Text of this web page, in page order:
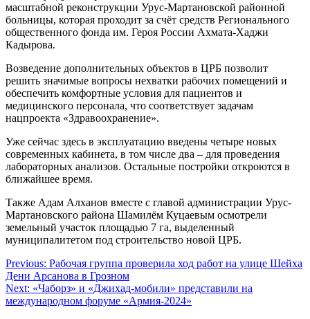
масштабной реконструкции Урус-Мартановской районной
больницы, которая проходит за счёт средств Регионального
общественного фонда им. Героя России Ахмата-Хаджи
Кадырова.
Возведение дополнительных объектов в ЦРБ позволит
решить значимые вопросы нехватки рабочих помещений и
обеспечить комфортные условия для пациентов и
медицинского персонала, что соответствует задачам
нацпроекта «Здравоохранение».
Уже сейчас здесь в эксплуатацию введены четыре новых
современных кабинета, в том числе два – для проведения
лабораторных анализов. Остальные постройки откроются в
ближайшее время.
Также Адам Алханов вместе с главой администрации Урус-
Мартановского района Шамилём Куцаевым осмотрели
земельный участок площадью 7 га, выделенный
муниципалитетом под строительство новой ЦРБ.
Навигация
по
записям
Previous: Рабочая группа проверила ход работ на улице Шейха
Дени Арсанова в Грозном
Next: «Чаборз» и «Джихад-мобили» представили на
международном форуме «Армия-2024»